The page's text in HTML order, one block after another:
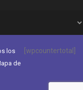
los
de
[wpcountertotal]